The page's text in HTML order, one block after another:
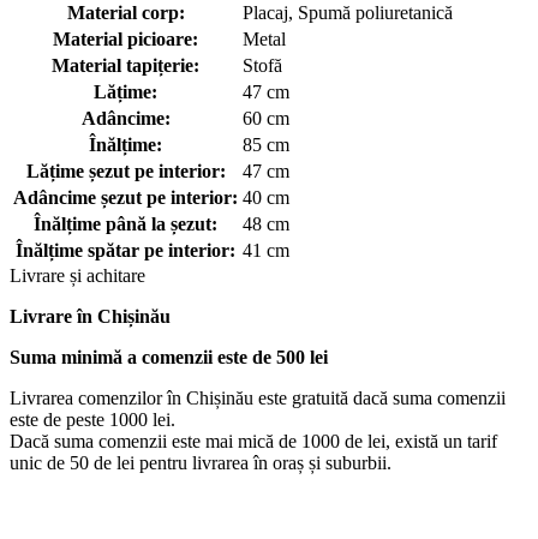
Material corp:
Placaj, Spumă poliuretanică
Material picioare:
Metal
Material tapițerie:
Stofă
Lățime:
47 cm
Adâncime:
60 cm
Înălțime:
85 cm
Lățime șezut pe interior:
47 cm
Adâncime șezut pe interior: 40 cm
Înălțime până la șezut:
48 cm
Înălțime spătar pe interior: 41 cm
Livrare și achitare
Livrareîn Chișinău
Suma minimă a comenzii este de 500 lei
Livrarea comenzilor în Chișinău este gratuită dacă suma comenzii
este de peste 1000 lei.
Dacă suma comenzii este mai mică de 1000 de lei, există un tarif
unic de 50 de lei pentru livrarea în oraș și suburbii.